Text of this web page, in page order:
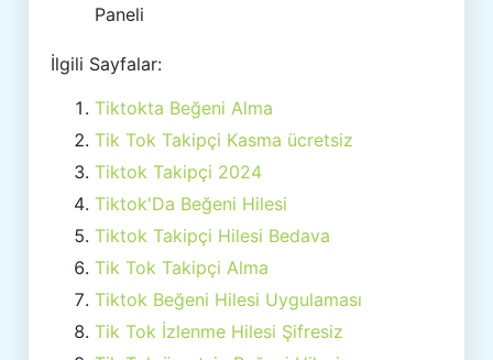
Paneli
İlgili Sayfalar:
Tiktokta Beğeni Alma
Tik Tok Takipçi Kasma ücretsiz
Tiktok Takipçi 2024
Tiktok'Da Beğeni Hilesi
Tiktok Takipçi Hilesi Bedava
Tik Tok Takipçi Alma
Tiktok Beğeni Hilesi Uygulaması
Tik Tok İzlenme Hilesi Şifresiz